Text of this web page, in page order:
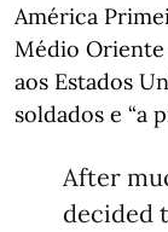
América
Médio Oriente
aos Estados
soldados e “a
After
decided